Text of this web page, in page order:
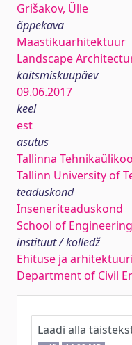
Grišakov, Ülle
õppekava
Maastikuarhitektuur
Landscape
kaitsmiskuupäev
09.06.2017
keel
est
asutus
Tallinna
Tallinn University of
teaduskond
Inseneriteaduskond
School of Engineering
instituut / kolledž
Ehituse ja
Department of Civil
Laadi alla